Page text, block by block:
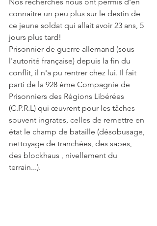
connaitre un peu plus sur le destin de
ce jeune soldat qui allait avoir 23 ans, 5
jours plus tard!
Prisonnier de guerre allemand (sous
l'autorité française) depuis la fin du
conflit, il n'a pu rentrer chez lui. Il fait
parti de la 928 éme Compagnie de
Prisonniers des Régions Libérées
(C.P.R.L) qui œuvrent pour les tâches
souvent ingrates, celles de remettre en
état le champ de bataille (désobusage,
nettoyage de tranchées, des sapes,
des blockhaus , nivellement du
terrain...).